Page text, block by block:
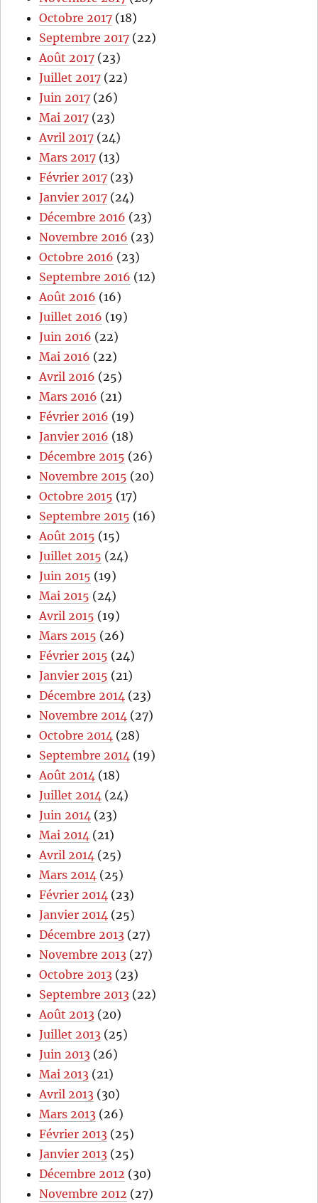
Octobre 2017 (18)
Septembre 2017 (22)
Août 2017 (23)
Juillet 2017 (22)
Juin 2017 (26)
Mai 2017 (23)
Avril 2017 (24)
Mars 2017 (13)
Février 2017 (23)
Janvier 2017 (24)
Décembre 2016 (23)
Novembre 2016 (23)
Octobre 2016 (23)
Septembre 2016 (12)
Août 2016 (16)
Juillet 2016 (19)
Juin 2016 (22)
Mai 2016 (22)
Avril 2016 (25)
Mars 2016 (21)
Février 2016 (19)
Janvier 2016 (18)
Décembre 2015 (26)
Novembre 2015 (20)
Octobre 2015 (17)
Septembre 2015 (16)
Août 2015 (15)
Juillet 2015 (24)
Juin 2015 (19)
Mai 2015 (24)
Avril 2015 (19)
Mars 2015 (26)
Février 2015 (24)
Janvier 2015 (21)
Décembre 2014 (23)
Novembre 2014 (27)
Octobre 2014 (28)
Septembre 2014 (19)
Août 2014 (18)
Juillet 2014 (24)
Juin 2014 (23)
Mai 2014 (21)
Avril 2014 (25)
Mars 2014 (25)
Février 2014 (23)
Janvier 2014 (25)
Décembre 2013 (27)
Novembre 2013 (27)
Octobre 2013 (23)
Septembre 2013 (22)
Août 2013 (20)
Juillet 2013 (25)
Juin 2013 (26)
Mai 2013 (21)
Avril 2013 (30)
Mars 2013 (26)
Février 2013 (25)
Janvier 2013 (25)
Décembre 2012 (30)
Novembre 2012 (27)